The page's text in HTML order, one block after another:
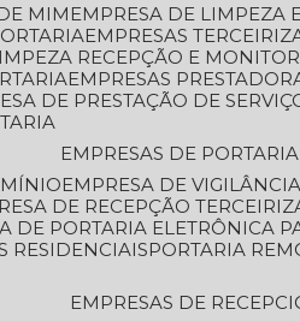
MIM
EMPRESA DE LIMPEZA
EMPRESAS
RECEPÇÃO E
EMPRESAS
DE PRESTAÇÃO DE
EMPRESAS DE
EMPRESA DE
DE RECEPÇÃO
DE PORTARIA ELETRÔNICA
RESIDENCIAIS
PORTARIA
EMPRESAS DE